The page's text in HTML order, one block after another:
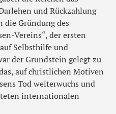
und Rückzahlung
Gründung des
Vereins“, der ersten
Selbsthilfe und
der Grundstein gelegt zu
auf christlichen Motiven
Tod weiterwuchs und
internationalen